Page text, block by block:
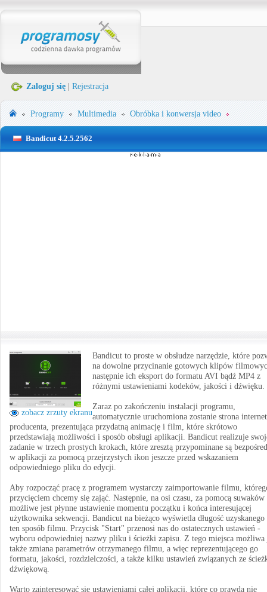
Zaloguj się Rejestracja
Programy Multimedia Obróbka i konwersja video
Bandicut 4.2.5.2562
zobacz zrzuty ekranu
Bandicut to proste w obsłudze narzędzie, które
na dowolne przycinanie gotowych klipów
następnie ich eksport do formatu AVI bądź MP4 z
różnymi ustawieniami kodeków, jakości i dźwięku.
Zaraz po zakończeniu instalacji programu,
automatycznie uruchomiona zostanie strona
producenta, prezentująca przydatną animację i film, które skrótowo
przedstawiają możliwości i sposób obsługi aplikacji. Bandicut realizuje
zadanie w trzech prostych krokach, które zresztą przypominane są
w aplikacji za pomocą przejrzystych ikon jeszcze przed wskazaniem
odpowiedniego pliku do edycji.
Aby rozpocząć pracę z programem wystarczy zaimportowanie filmu,
przycięciem chcemy się zająć. Następnie, na osi czasu, za pomocą suwaków
możliwe jest płynne ustawienie momentu początku i końca interesującej
użytkownika sekwencji. Bandicut na bieżąco wyświetla długość uzyskanego
ten sposób filmu. Przycisk "Start" przenosi nas do ostatecznych ustawień -
wyboru odpowiedniej nazwy pliku i ścieżki zapisu. Z tego miejsca możliwa
także zmiana parametrów otrzymanego filmu, a więc reprezentującego go
formatu, jakości, rozdzielczości, a także kilku ustawień związanych ze
dźwiękową.
Warto zainteresować się ustawieniami całej aplikacji, które co prawda nie